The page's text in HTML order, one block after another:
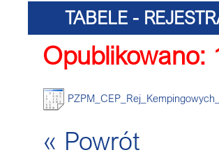
TABELE -
« Powrót